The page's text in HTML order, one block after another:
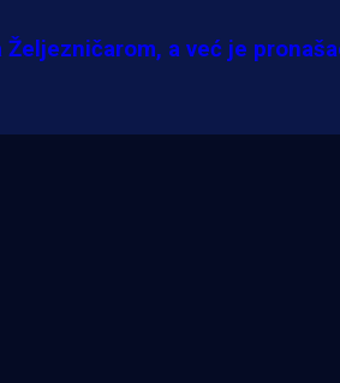
Željezničarom, a već je